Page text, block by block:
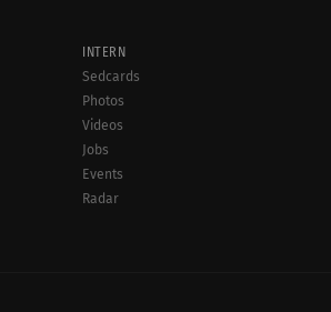
INTERN
Sedcards
Photos
Videos
Jobs
Events
Radar